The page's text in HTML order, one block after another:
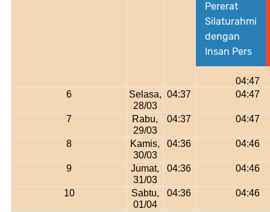
Pererat
Silaturahmi
dengan
Insan Pers
04:47
6
Selasa,
28/03
04:37 04:47
7
Rabu,
29/03
04:37 04:47
8
Kamis,
30/03
04:36 04:46
9
Jumat,
31/03
04:36 04:46
10
Sabtu,
01/04
04:36 04:46